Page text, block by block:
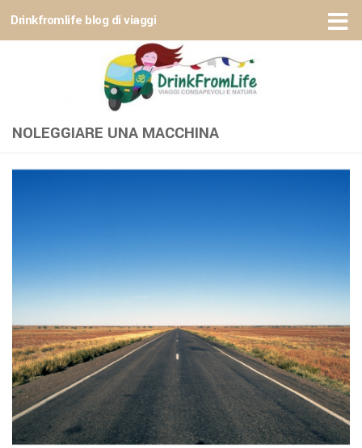
Sotto il contenuto
Drinkfromlife blog di viaggi
NOLEGGIARE UNA MACCHINA